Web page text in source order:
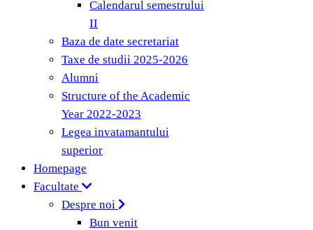
Calendarul semestrului
II
Baza de date secretariat
Taxe de studii 2025-2026
Alumni
Structure of the Academic
Year 2022-2023
Legea invatamantului
superior
Homepage
Facultate
Despre noi
Bun venit